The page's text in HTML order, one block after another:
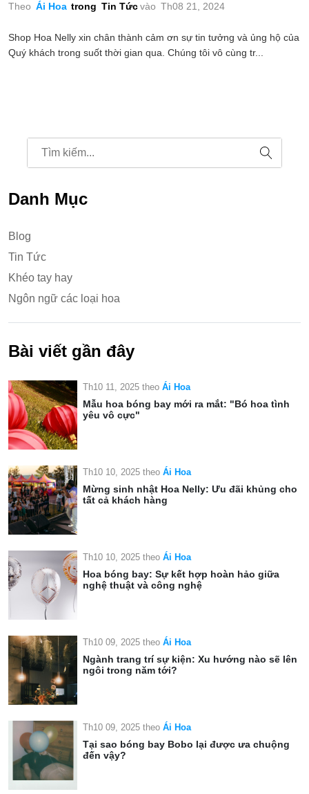
Theo Ái Hoa trong Tin Tứcvào Th08 21, 2024
Shop Hoa Nelly xin chân thành cảm ơn sự tin tưởng và ủng hộ của
Quý khách trong suốt thời gian qua. Chúng tôi vô cùng tr...
Danh Mục
Blog
Tin Tức
Khéo tay hay
Ngôn ngữ các loại hoa
Bài viết gần đây
Th10 11, 2025 theo Ái Hoa
Mẫu hoa bóng bay mới ra mắt: "Bó hoa tình
yêu vô cực"
Th10 10, 2025 theo Ái Hoa
Mừng sinh nhật Hoa Nelly: Ưu đãi khủng cho
tất cả khách hàng
Th10 10, 2025 theo Ái Hoa
Hoa bóng bay: Sự kết hợp hoàn hảo giữa
nghệ thuật và công nghệ
Th10 09, 2025 theo Ái Hoa
Ngành trang trí sự kiện: Xu hướng nào sẽ lên
ngôi trong năm tới?
Th10 09, 2025 theo Ái Hoa
Tại sao bóng bay Bobo lại được ưa chuộng
đến vậy?